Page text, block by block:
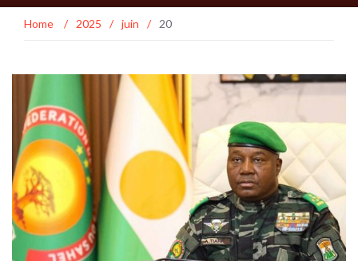
Home / 2025 / juin / 20